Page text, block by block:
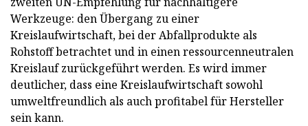
Werkzeuge: den Übergang zu einer
Kreislaufwirtschaft, bei der Abfallprodukte als
Rohstoff betrachtet und in einen ressourcenneutralen
Kreislauf zurückgeführt werden. Es wird immer
deutlicher, dass eine Kreislaufwirtschaft sowohl
umweltfreundlich als auch profitabel für Hersteller
sein kann.